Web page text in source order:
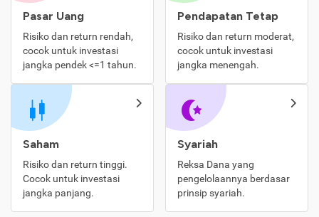
Pasar Uang
Risiko dan return rendah,
cocok untuk investasi
jangka pendek <=1 tahun.
Pendapatan Tetap
Risiko dan return moderat,
cocok untuk investasi
jangka menengah.
Saham
Risiko dan return tinggi.
Cocok untuk investasi
jangka panjang.
Syariah
Reksa Dana yang
pengelolaannya berdasar
prinsip syariah.